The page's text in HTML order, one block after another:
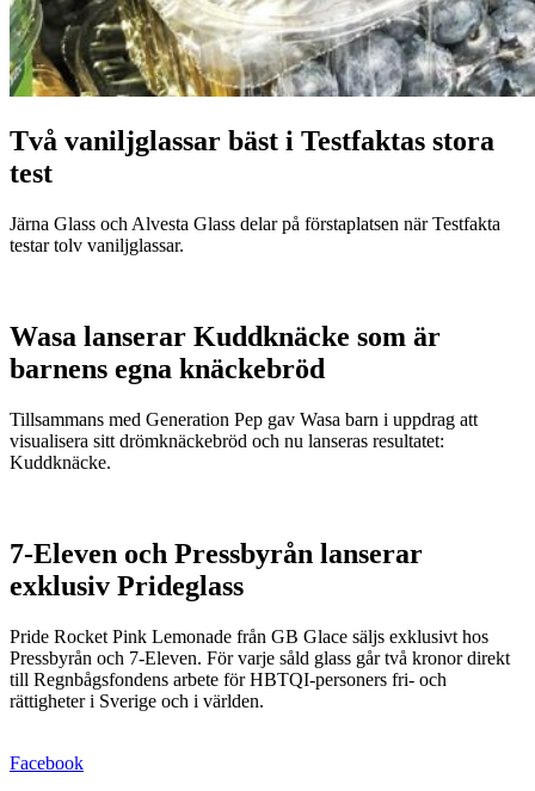
Två vaniljglassar bäst i Testfaktas stora
test
Järna Glass och Alvesta Glass delar på förstaplatsen när Testfakta
testar tolv vaniljglassar.
Wasa lanserar Kuddknäcke som är
barnens egna knäckebröd
Tillsammans med Generation Pep gav Wasa barn i uppdrag att
visualisera sitt drömknäckebröd och nu lanseras resultatet:
Kuddknäcke.
7-Eleven och Pressbyrån lanserar
exklusiv Prideglass
Pride Rocket Pink Lemonade från GB Glace säljs exklusivt hos
Pressbyrån och 7-Eleven. För varje såld glass går två kronor direkt
till Regnbågsfondens arbete för HBTQI-personers fri- och
rättigheter i Sverige och i världen.
Facebook